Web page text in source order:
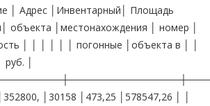
│ Адрес │Инвентарный│ Площадь
объекта │местонахождения │ номер │
│ │ │ │ │ │ погонные │объекта в │ │
│
│30158 │473,25 │578547,26 │ │